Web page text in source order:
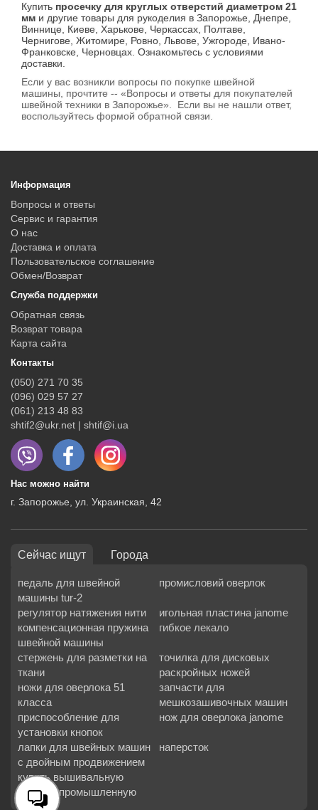
Купить просечку для круглых отверстий диаметром 21
мм и другие товары для рукоделия в Запорожье, Днепре,
Виннице, Киеве, Харькове, Черкассах, Полтаве,
Чернигове, Житомире, Ровно, Львове, Ужгороде, Ивано-
Франковске, Черновцах. Ознакомьтесь с условиями
доставки.
Если у вас возникли вопросы по покупке швейной
машины, прочтите -- «Вопросы и ответы для покупателей
швейной техники в Запорожье». Если вы не нашли ответ,
воспользуйтесь формой обратной связи.
Информация
Вопросы и ответы
Сервис и гарантия
О нас
Доставка и оплата
Пользовательское соглашение
Обмен/Возврат
Служба поддержки
Обратная связь
Возврат товара
Карта сайта
Контакты
(050) 271 70 35
(096) 029 57 27
(061) 213 48 83
shtif2@ukr.net | shtif@i.ua
Нас можно найти
г. Запорожье, ул. Украинская, 42
Сейчас ищут Города
педаль для швейной
машины tur-2
промисловий оверлок
регулятор натяжения нити
игольная пластина janome
компенсационная пружина
швейной машины
гибкое лекало
стержень для разметки на
ткани
точилка для дисковых
раскройных ножей
ножи для оверлока 51
класса
запчасти для
мешкозашивочных машин
приспособление для
установки кнопок
нож для оверлока janome
лапки для швейных машин
с двойным продвижением
наперсток
купить вышивальную
машину промышленную